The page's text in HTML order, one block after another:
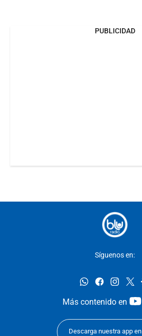
PUBLICIDAD
Síguenos en:
whatsappfacebook
Más contenido en
Descarga nuestra app en